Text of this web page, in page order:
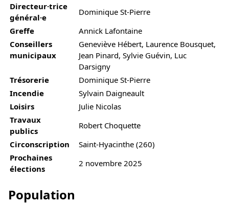
Directeur·trice
général·e
Dominique St-Pierre
Greffe
Annick Lafontaine
Conseillers
municipaux
Geneviève Hébert, Laurence Bousquet,
Jean Pinard, Sylvie Guévin, Luc
Darsigny
Trésorerie
Dominique St-Pierre
Incendie
Sylvain Daigneault
Loisirs
Julie Nicolas
Travaux
publics
Robert Choquette
Circonscription
Saint-Hyacinthe (260)
Prochaines
élections
2 novembre 2025
Population